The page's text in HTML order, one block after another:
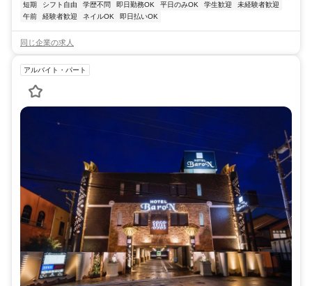
短期
シフト自由 学歴不問 即日勤務OK 平日のみOK 学生歓迎
未経験者歓迎
午前
経験者歓迎 ネイルOK 即日払いOK
同じ企業の求人
アルバイト・パート